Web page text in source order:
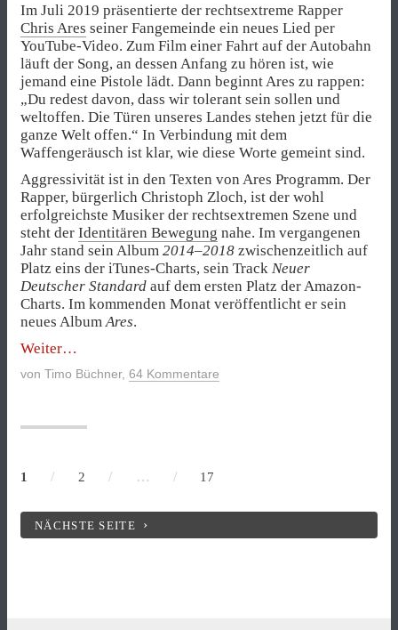
Im Juli 2019 präsentierte der rechtsextreme Rapper
Chris Ares seiner Fangemeinde ein neues Lied per
YouTube-Video. Zum Film einer Fahrt auf der Autobahn
läuft der Song, an dessen Anfang zu hören ist, wie
jemand eine Pistole lädt. Dann beginnt Ares zu rappen:
„Du redest davon, dass wir tolerant sein sollen und
weltoffen. Die Türen unseres Landes stehen jetzt für die
ganze Welt offen.“ In Verbindung mit dem
Waffengeräusch ist klar, wie diese Worte gemeint sind.
Aggressivität ist in den Texten von Ares Programm. Der
Rapper, bürgerlich Christoph Zloch, ist der wohl
erfolgreichste Musiker der rechtsextremen Szene und
steht der Identitären Bewegung nahe. Im vergangenen
Jahr stand sein Album 2014–2018 zwischenzeitlich auf
Platz eins der iTunes-Charts, sein Track Neuer
Deutscher Standard auf dem ersten Platz der Amazon-
Charts. Im kommenden Monat veröffentlicht er sein
neues AlbumAres.
Weiter„Terrordrohung
im
Rap-
von Timo Büchner, 64 Kommentare
1 / 2 / … / 17
NÄCHSTE SEITE